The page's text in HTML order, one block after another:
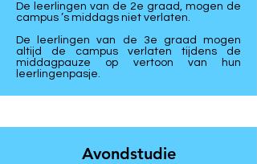
De leerlingen van de 2e graad, mogen de
campus ’s middags niet verlaten.
De leerlingen van de 3e graad mogen
altijd de campus verlaten tijdens de
middagpauze op vertoon van hun
leerlingenpasje.
Avondstudie